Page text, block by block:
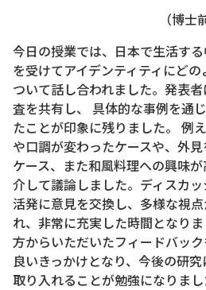
（博
今日の授業では、日本で生活す
を受けてアイデンティティにど
ついて話し合われました。発表
査を共有し、 具体的な事例を通
たことが印象に残りました。 例
や口調が変わったケースや、外
ケース、また和風料理への興味
介して議論しました。ディスカ
活発に意見を交換し、多様な視
れ、非常に充実した時間となり
方からいただいたフィードバッ
良いきっかけとなり、今後の研
取り入れることが勉強になりまし